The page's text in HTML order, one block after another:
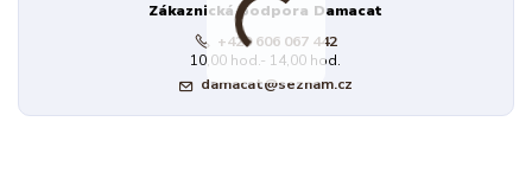
Zákaznická podpora Damacat
+420 606 067 442
10,00 hod.- 14,00 hod.
damacat@seznam.cz